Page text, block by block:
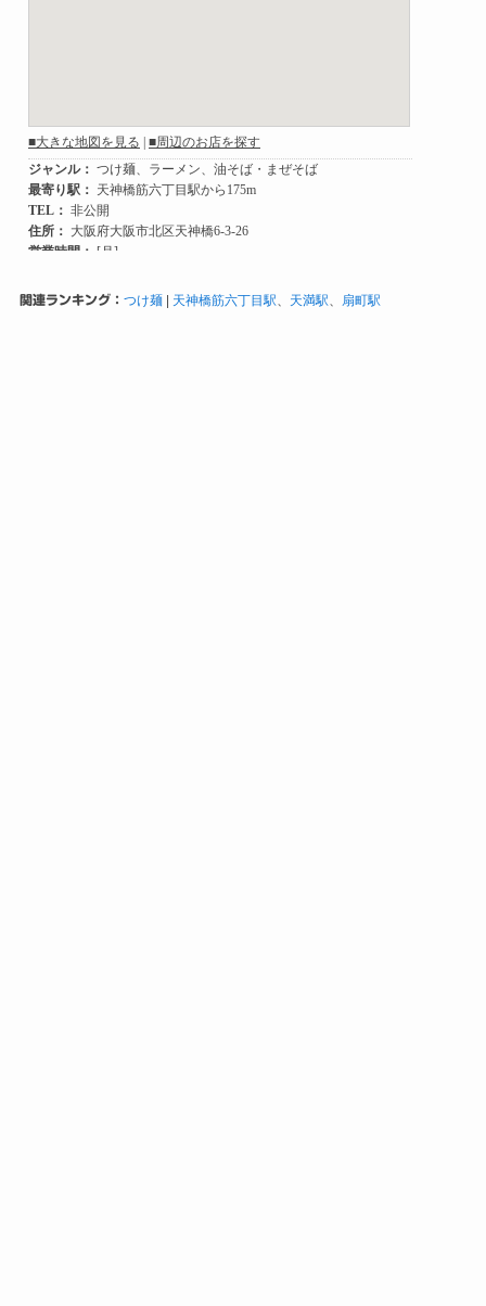
関連ランキング： つけ麺| 天神橋筋六丁目駅、 天満駅、 扇町駅